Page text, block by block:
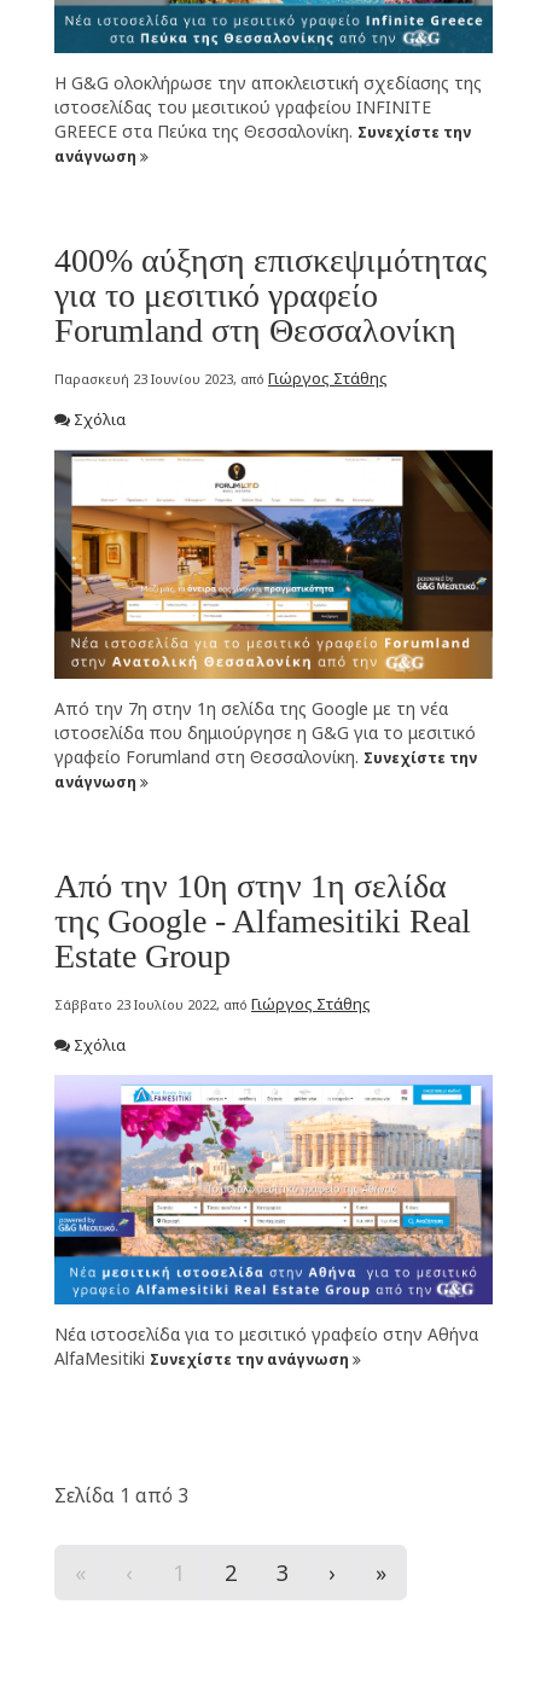
Η G&G ολοκλήρωσε την αποκλειστική σχεδίασης της
ιστοσελίδας του μεσιτικού γραφείου INFINITE
GREECE στα Πεύκα της Θεσσαλονίκη. Συνεχίστε την
ανάγνωση
400% αύξηση επισκεψιμότητας
για το μεσιτικό γραφείο
Forumland στη Θεσσαλονίκη
Παρασκευή 23 Ιουνίου 2023, από Γιώργος Στάθης
Σχόλια
Από την 7η στην 1η σελίδα της Google με τη νέα
ιστοσελίδα που δημιούργησε η G&G για το μεσιτικό
γραφείο Forumland στη Θεσσαλονίκη. Συνεχίστε την
ανάγνωση
Από την 10η στην 1η σελίδα
της Google - Alfamesitiki Real
Estate Group
Σάββατο 23 Ιουλίου 2022, από Γιώργος Στάθης
Σχόλια
Νέα ιστοσελίδα για το μεσιτικό γραφείο στην Αθήνα
AlfaMesitiki Συνεχίστε την ανάγνωση
Σελίδα 1 από 3
« ‹ 1 2 3 › »